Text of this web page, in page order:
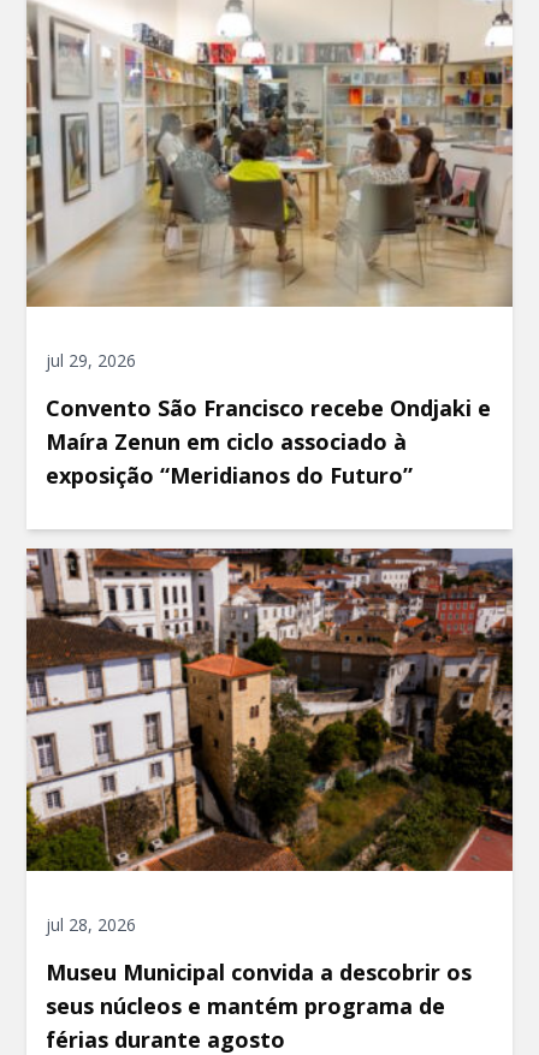
jul 29, 2026
Convento São Francisco recebe Ondjaki e
Maíra Zenun em ciclo associado à
exposição “Meridianos do Futuro”
jul 28, 2026
Museu Municipal convida a descobrir os
seus núcleos e mantém programa de
férias durante agosto